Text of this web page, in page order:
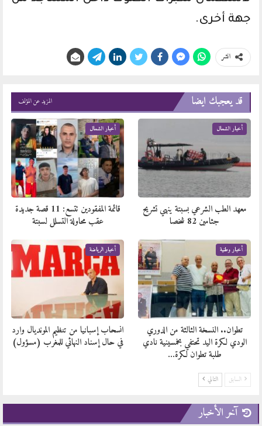
جهة أخرى.
انشر
قد يعجبك ايضا المزيد عن المؤلف
أخبار الشمال
معهد الطب الشرعي بسبتة ينهي تشريح
جثامين 82 شخصا
أخبار الشمال
قائمة المفقودين تتسع: 11 قصة جديدة
عقب محاولة التسلل لسبتة
أخبار وطنية
تطوان.. النسخة الثالثة من الدوري
الودي لكرة اليد تحتفي بخمسينية نادي
طلبة تطوان لكرة…
أخبار الرياضة
انسحاب إسبانيا من تنظيم المونديال وارد
في حال إسناد النهائي للمغرب (مسؤول)
السابق التالي
آخر الأخبار